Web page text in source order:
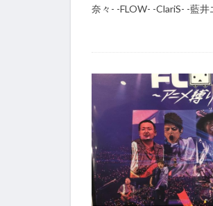
奈々- -FLOW- -ClariS- -藍井